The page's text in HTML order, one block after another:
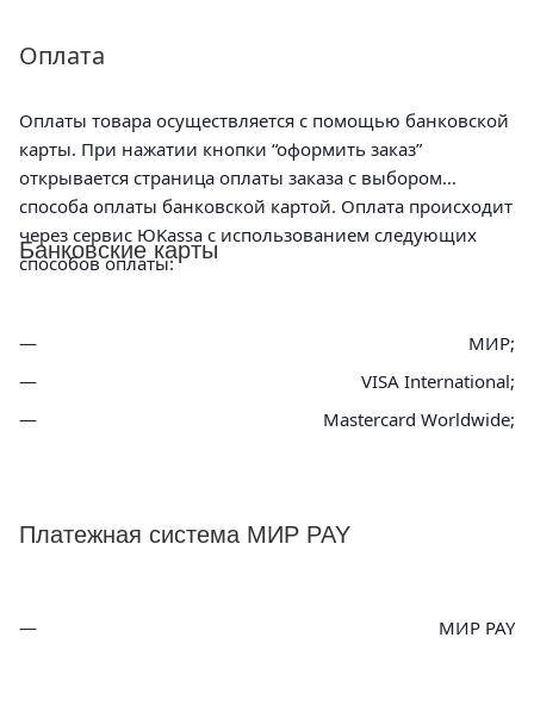
Оплата
Оплаты товара осуществляется с помощью банковской
карты. При нажатии кнопки “оформить заказ”
открывается страница оплаты заказа с выбором
способа оплаты банковской картой. Оплата происходит
через сервис ЮKassa с использованием следующих
способов оплаты:
Банковские карты
МИР;
VISA International;
Mastercard Worldwide;
Платежная система МИР PAY
МИР PAY